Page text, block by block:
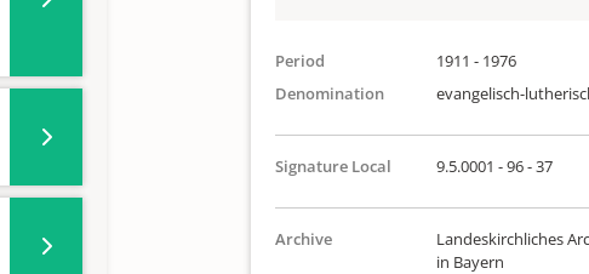
Period
1911 - 1976
Denomination
evangelisch-
Signature Local 9.5.0001 - 96 - 37
Archive
Landeskirchliches
in Bayern